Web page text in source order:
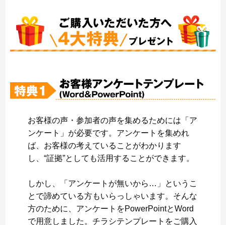
お客様の声・参加者の声を集めるためには「ア
ンケート」が必要です。アンケートを集めれ
ば、お客様の考えていることがわかります
し、“証拠”としても活用することができます。
しかし、「アンケートが無いから…」というこ
とで諦めている方もいらっしゃいます。そんな
方のために、アンケートをPowerPointとWord
で用意しました。チラシテンプレートをご購入